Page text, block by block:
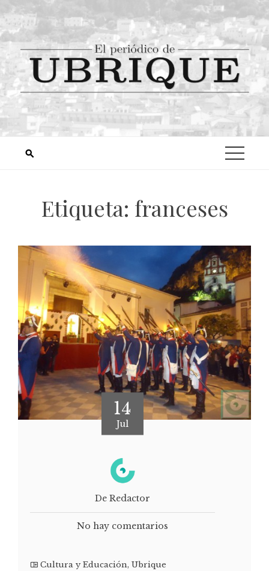
Etiqueta: franceses
14
Jul
De Redactor
No hay comentarios
Cultura y Educación, Ubrique